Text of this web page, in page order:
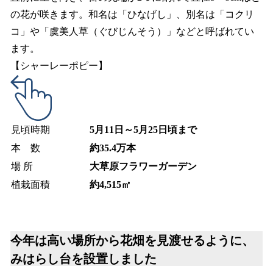
の花が咲きます。和名は「ひなげし」、別名は「コクリ
コ」や「虞美人草（ぐびじんそう）」などと呼ばれてい
ます。
【シャーレーポピー】
見頃時期
5月11日～5月25日頃まで
本 数
約35.4万本
場 所
大草原フラワーガーデン
植栽面積
約4,515㎡
今年は高い場所から花畑を見渡せるように、
みはらし台を設置しました